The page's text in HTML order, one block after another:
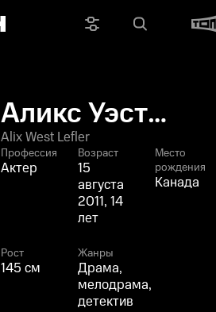
Аликс Уэст
Лефлер
Alix West Lefler
Профессия
Актер
Возраст
15
августа
2011, 14
лет
Место
рождения
Канада
Рост
145 см
Жанры
Драма,
мелодрама,
детектив